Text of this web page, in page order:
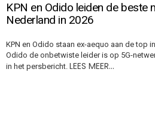
KPN en Odido leiden de beste
Nederland in 2026
KPN en Odido staan ex-aequo aan de top
Odido de onbetwiste leider is op 5G-
in het persbericht. LEES MEER…